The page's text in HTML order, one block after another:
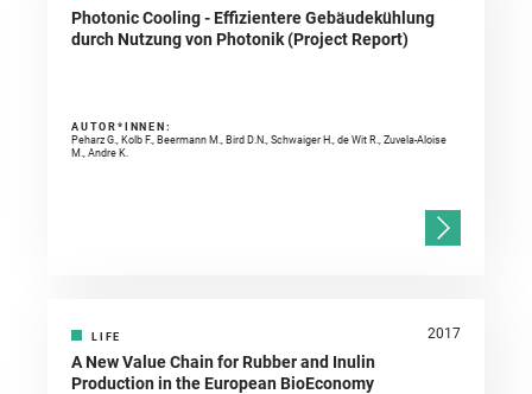
Photonic Cooling - Effizientere Gebäudekühlung
durch Nutzung von Photonik (Project Report)
AUTOR*INNEN:
Peharz G., Kolb F., Beermann M., Bird D.N., Schwaiger H., de Wit R., Zuvela-Aloise
M., Andre K.
LIFE 2017
A New Value Chain for Rubber and Inulin
Production in the European BioEconomy